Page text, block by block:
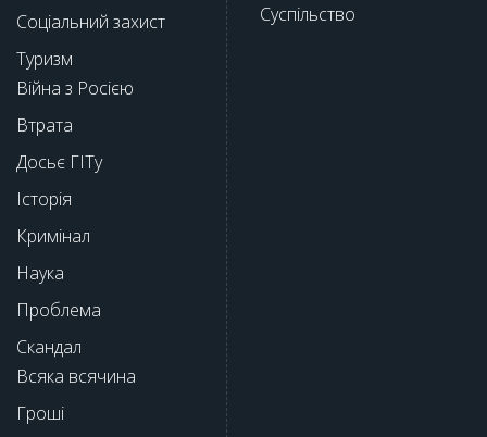
Соціальний захист
Туризм
Війна з Росією
Втрата
Досьє ГІТу
Історія
Кримінал
Наука
Проблема
Скандал
Всяка всячина
Гроші
Суспільство